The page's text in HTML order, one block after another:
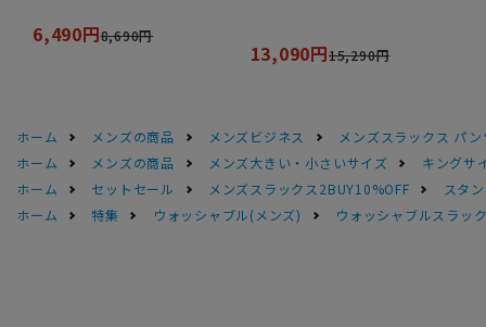
6,490円8,690円
13,090円15,290円
ホーム メンズの商品 メンズビジネス
メンズスラックス パン
ホーム
メンズの商品 メンズ大きい・小さいサイズ
キングサ
ホーム
セットセール メンズスラックス2BUY10%OFF
スタ
ホーム
特集 ウォッシャブル(メンズ) ウォッシャブルスラッ